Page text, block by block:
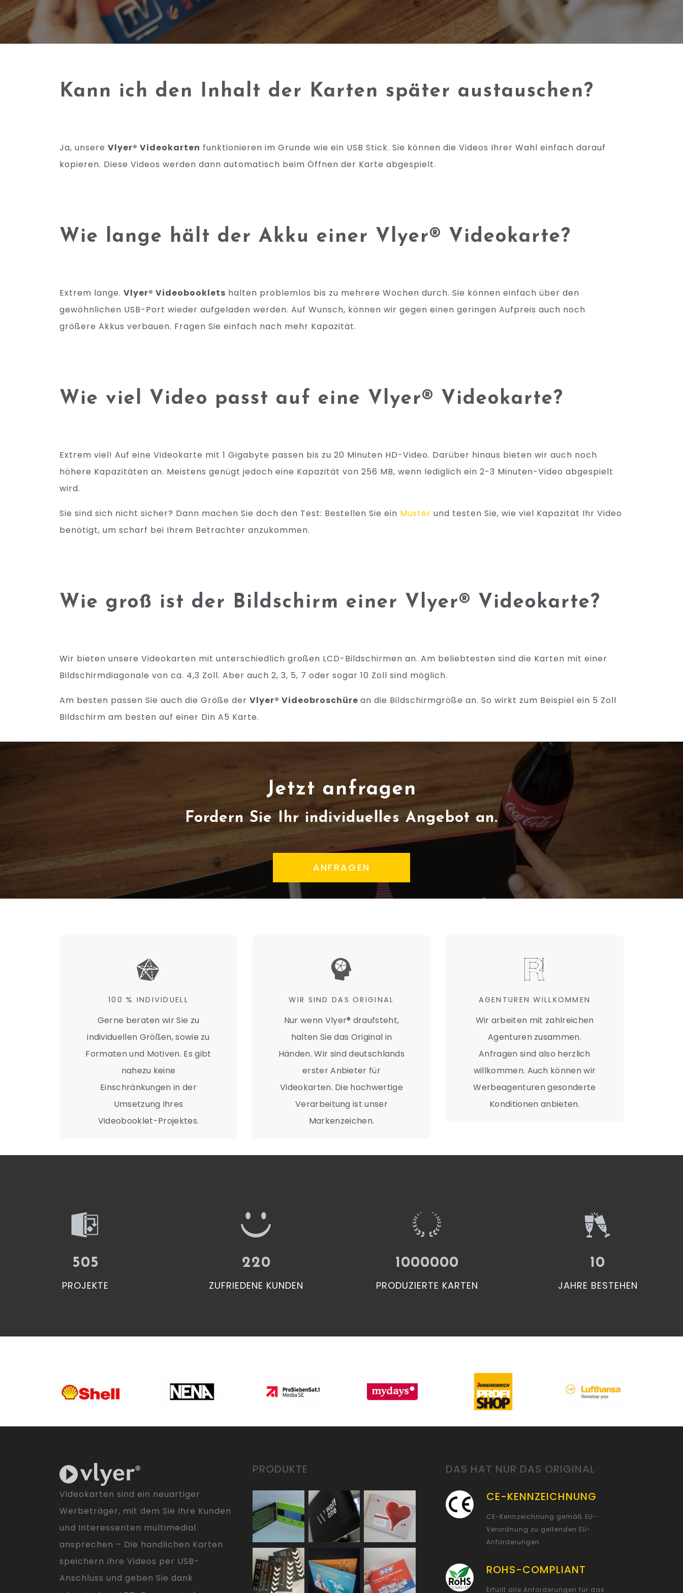
Kann ich den Inhalt der Karten später austauschen?
Ja, unsere Vlyer® Videokarten funktionieren im Grunde wie ein USB Stick. Sie können die Videos Ihrer Wahl einfach darauf
kopieren. Diese Videos werden dann automatisch beim Öffnen der Karte abgespielt.
Wie lange hält der Akku einer Vlyer® Videokarte?
Extrem lange. Vlyer® Videobooklets halten problemlos bis zu mehrere Wochen durch. Sie können einfach über den
gewöhnlichen USB-Port wieder aufgeladen werden. Auf Wunsch, können wir gegen einen geringen Aufpreis auch noch
größere Akkus verbauen. Fragen Sie einfach nach mehr Kapazität.
Wie viel Video passt auf eine Vlyer® Videokarte?
Extrem viel! Auf eine Videokarte mit 1 Gigabyte passen bis zu 20 Minuten HD-Video. Darüber hinaus bieten wir auch noch
höhere Kapazitäten an. Meistens genügt jedoch eine Kapazität von 256 MB, wenn lediglich ein 2-3 Minuten-Video abgespielt
wird.
Sie sind sich nicht sicher? Dann machen Sie doch den Test: Bestellen Sie ein Muster und testen Sie, wie viel Kapazität Ihr Video
benötigt, um scharf bei Ihrem Betrachter anzukommen.
Wie groß ist der Bildschirm einer Vlyer® Videokarte?
Wir bieten unsere Videokarten mit unterschiedlich großen LCD-Bildschirmen an. Am beliebtesten sind die Karten mit einer
Bildschirmdiagonale von ca. 4,3 Zoll. Aber auch 2, 3, 5, 7 oder sogar 10 Zoll sind möglich.
Am besten passen Sie auch die Größe der Vlyer® Videobroschüre an die Bildschirmgröße an. So wirkt zum Beispiel ein 5 Zoll
Bildschirm am besten auf einer Din A5 Karte.
Jetzt anfragen
Fordern Sie Ihr individuelles Angebot an.
ANFRAGEN
100 % INDIVIDUELL
Gerne beraten wir Sie zu
individuellen Größen, sowie zu
Formaten und Motiven. Es gibt
nahezu keine
Einschränkungen in der
Umsetzung Ihres
Videobooklet-Projektes.
WIR SIND DAS ORIGINAL
Nur wenn Vlyer® draufsteht,
halten Sie das Original in
Händen. Wir sind deutschlands
erster Anbieter für
Videokarten. Die hochwertige
Verarbeitung ist unser
Markenzeichen.
AGENTUREN WILLKOMMEN
Wir arbeiten mit zahlreichen
Agenturen zusammen.
Anfragen sind also herzlich
willkommen. Auch können wir
Werbeagenturen gesonderte
Konditionen anbieten.
505
PROJEKTE
220
ZUFRIEDENE KUNDEN
1000000
PRODUZIERTE KARTEN
10
JAHRE BESTEHEN
Videokarten sind ein neuartiger
Werbeträger, mit dem Sie Ihre Kunden
und Interessenten multimedial
ansprechen – Die handlichen Karten
speichern Ihre Videos per USB-
Anschluss und geben Sie dank
PRODUKTE
DAS HAT NUR DAS ORIGINAL
CE-KENNZEICHNUNG
CE-Kennzeichnung gemäß EU-
Verordnung zu geltenden EU-
Anforderungen
ROHS-COMPLIANT
Erfüllt alle Anforderungen für das